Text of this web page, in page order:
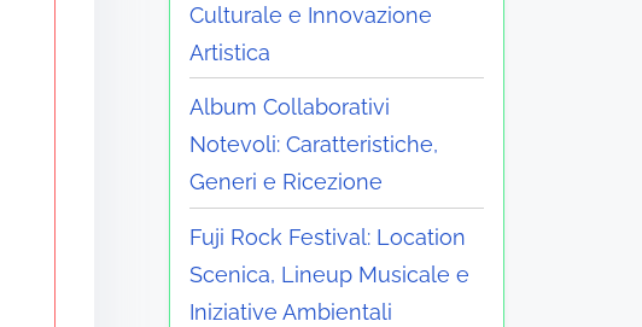
Culturale e Innovazione
Artistica
Album Collaborativi
Notevoli: Caratteristiche,
Generi e Ricezione
Fuji Rock Festival: Location
Scenica, Lineup Musicale e
Iniziative Ambientali